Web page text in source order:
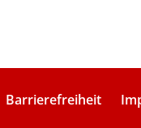
Barrierefreiheit